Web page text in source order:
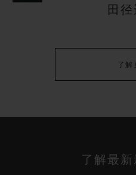
田径
了解
了解最